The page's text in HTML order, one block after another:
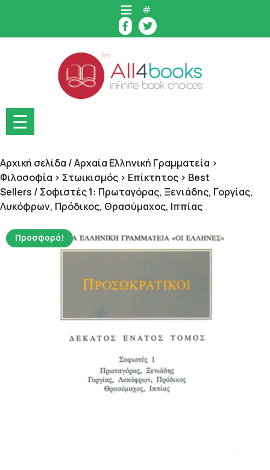
content
#
☰
Αρχική σελίδα /Αρχαία Ελληνική Γραμματεία >
Φιλοσοφία > Στωικισμός > Επίκτητος > Best
Sellers / Σοφιστές 1: Πρωταγόρας, Ξενιάδης, Γοργίας,
Λυκόφρων, Πρόδικος, Θρασύμαχος, Ιππίας
Προσφορά!